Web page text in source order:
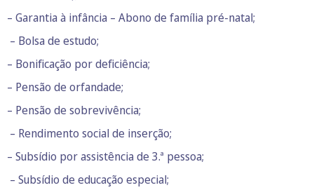
– Garantia à infância – Abono de família pré-natal;
­ – Bolsa de estudo;
– Bonificação por deficiência;
– Pensão de orfandade;
– Pensão de sobrevivência;
­ – Rendimento social de inserção;
– Subsídio por assistência de 3.ª pessoa;
­ – Subsídio de educação especial;